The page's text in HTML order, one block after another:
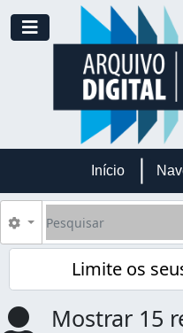
Skip to main content
Toggle navigation
Início
Pesquisar
Opções de busca
Limite os
Mostrar 15